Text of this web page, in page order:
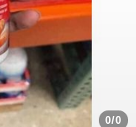
0/0